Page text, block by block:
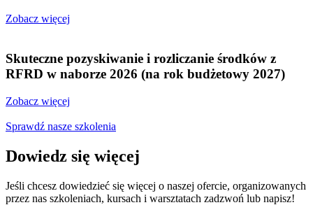
Zobacz więcej
Skuteczne pozyskiwanie i rozliczanie środków z
RFRD w naborze 2026 (na rok budżetowy 2027)
Zobacz więcej
Sprawdź nasze szkolenia
Dowiedz się więcej
Jeśli chcesz dowiedzieć się więcej o naszej ofercie, organizowanych
przez nas szkoleniach, kursach i warsztatach zadzwoń lub napisz!